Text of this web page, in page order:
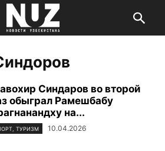
Синдаров во второй
обыграл Рамешбабу
на...
ТУРИЗМ 10.04.2026